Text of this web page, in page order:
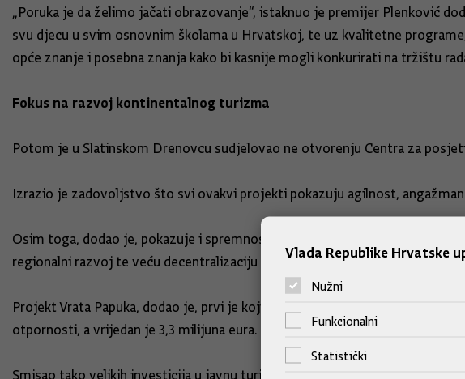
„Poruka je da želimo jačati obrazovanje“, istaknuo je premijer Plenković
svu djecu u svim osnovnim školama u Hrvatskoj, te uz kvalitetne
opće znanje i posebna znanja kako bi kasnije mogli konkurirati na tržištu
Fokus na razvoj kontinentalnog turizma
Potom je u Slatinskom Drenovcu sudjelovao ne otvorenju Centra za
Izrazio je zadovoljstvo što svi ovakvi projekti pokazuju agilnost,
Osim toga, dodao je, pokazuje i spremnost na korištenje mogućnosti koje
regionalni razvoj te veću decentralizaciju Hrvatske.
Projekt Vrata Papuka, dodao je, prvi je koji je završen kad je riječ o
otpornosti, a vrijedan je 3,3 milijuna eura.
Smisao tako velikih investicija u javnu turističku infrastrukturu, naglasio
Vlada Republike Hrvatske
Nužni
Funkcionalni
Statistički